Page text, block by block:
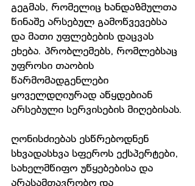
გეგმას, რომელიც ხანდაზმულთა
წინაშე არსებულ გამოწვევებსა
და მათი უფლებების დაცვას
ეხება. პრობლემებს, რომლებსაც
უფროსი თაობის
წარმომადგენლები
ყოველდღიურად აწყდებიან
არსებული სერვისების მიღებისას.
ღონისძიებას ესწრებოდნენ
სხვადასხვა სფეროს ექსპერტები,
სახელმწიფო უწყებებისა და
არასამთავრობო და